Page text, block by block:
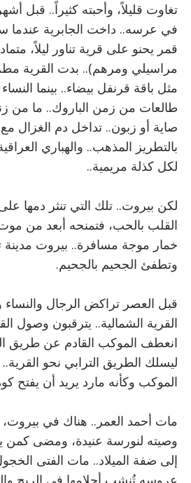
تغاوت قليلاً، وأحبته كثيراً.. قبل
في عرسه.. داخت الجابرية
قمر يحنو على قرية تناور ليلاً،
مراسيلي ومرهم).. بدت القرية
مثل باقة قرنفل بيضاء.. بينما
طالعات من زمن الباروك.. ما من
صاية أو زبون.. تداخل دم الغزال
بالتطريز المذهب.. والهباري
لكل كذلة مريمية..
لكن بيروت.. تلك التي تنثر دمها
القلب بالحب، فتمنحه أبعد من
خمار موجة مسافرة.. بيروت مدينة
وتطفئ الجحيم بالجحيم.
قبل العصر تراكض الرجال والنساء
القرية الشمالية.. يترقبون وصول
انعطف الموكب القادم عن طريق
ليسلك الطريق الترابي نحو القرية..
الموكب وكأنه مارد يريد أن يفتح
مات أحمد العمر.. هناك في
وصيته لنورسة عنيدة، ومضى
إلى ضفة الميلاد.. مات الفتى
عروسه تُنشب أحلامها في الريح